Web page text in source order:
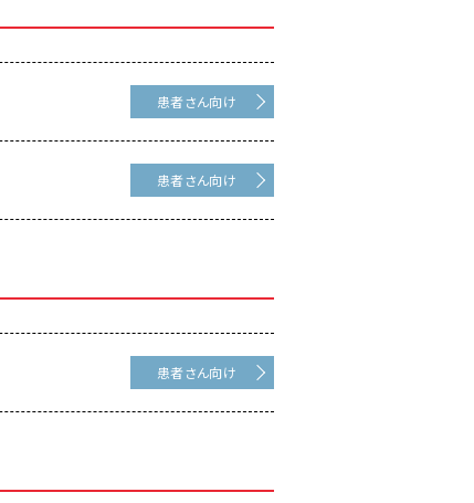
患者さん向け
患者さん向け
患者さん向け